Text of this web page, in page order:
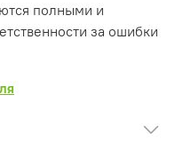
полными и
за ошибки